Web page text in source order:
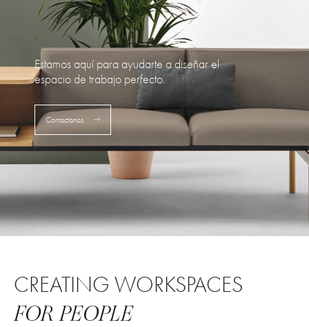
Estamos aquí para ayudarte a diseñar el
espacio de trabajo perfecto.
Contactanos
CREATING WORKSPACES
FOR PEOPLE